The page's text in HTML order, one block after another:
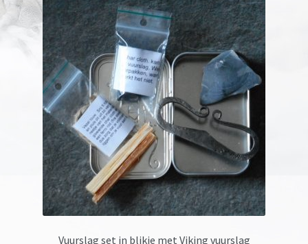
Vuurslag set in blikje met Viking vuurslag